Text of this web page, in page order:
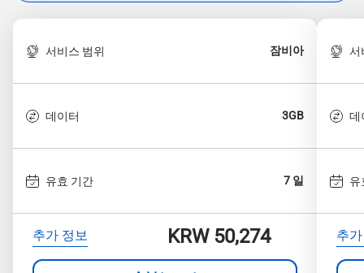
서비스 범위 잠비아
데이터 3GB
유효 기간 7 일
추가 정보 KRW 50,274
서
데
유
추